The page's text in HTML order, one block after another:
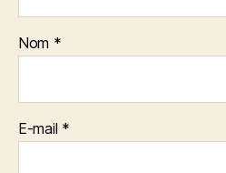
Nom *
E-mail *